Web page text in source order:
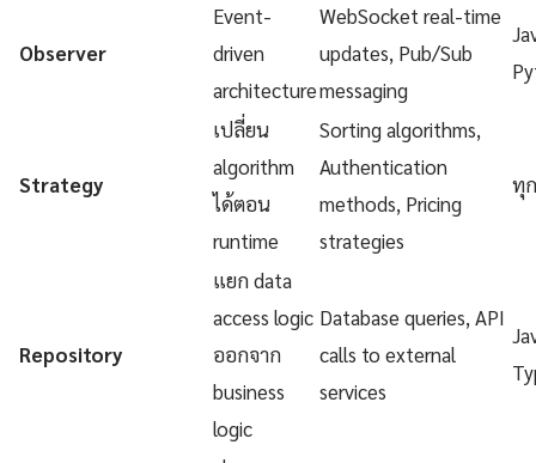
Observer
Event-
driven
architecture
WebSocket real-time
updates, Pub/Sub
messaging
Strategy
เปลี่ยน
algorithm
ได้ตอน
runtime
Sorting algorithms,
Authentication
methods, Pricing
strategies
ทุ
Repository
แยก data
access logic
ออกจาก
business
logic
Database queries, API
calls to external
services